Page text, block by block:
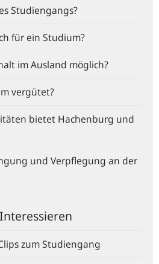
Studiengangs?
für ein Studium?
im Ausland möglich?
vergütet?
bietet Hachenburg und
und Verpflegung an der
zum Studiengang